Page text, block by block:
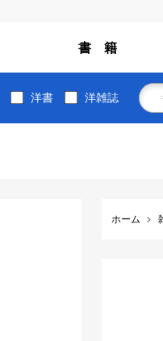
書 籍
洋書 洋雑誌
ホーム